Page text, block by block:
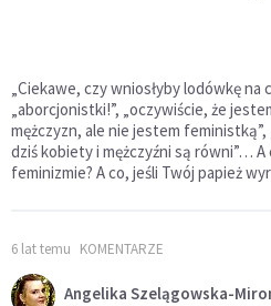
„Ciekawe, czy wniosłyby lodówkę
„aborcjonistki!”, „oczywiście, że
mężczyzn, ale nie jestem
dziś kobiety i mężczyźni są równi”… A
feminizmie? A co, jeśli Twój papież
6 lat temu KOMENTARZE
Angelika Szelągowska-